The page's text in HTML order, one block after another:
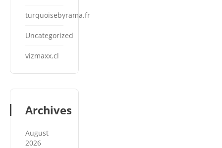
turquoisebyrama.fr
Uncategorized
vizmaxx.cl
Archives
August
2026